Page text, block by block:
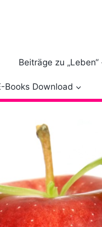
Beiträge zu „Leben“
Books Download